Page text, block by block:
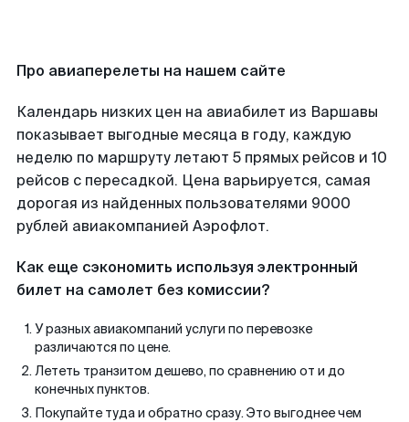
Про авиаперелеты на нашем сайте
Календарь низких цен на авиабилет из Варшавы
показывает выгодные месяца в году, каждую
неделю по маршруту летают 5 прямых рейсов и 10
рейсов с пересадкой. Цена варьируется, самая
дорогая из найденных пользователями 9000
рублей авиакомпанией Аэрофлот.
Как еще сэкономить используя электронный
билет на самолет без комиссии?
У разных авиакомпаний услуги по перевозке
различаются по цене.
Лететь транзитом дешево, по сравнению от и до
конечных пунктов.
Покупайте туда и обратно сразу. Это выгоднее чем